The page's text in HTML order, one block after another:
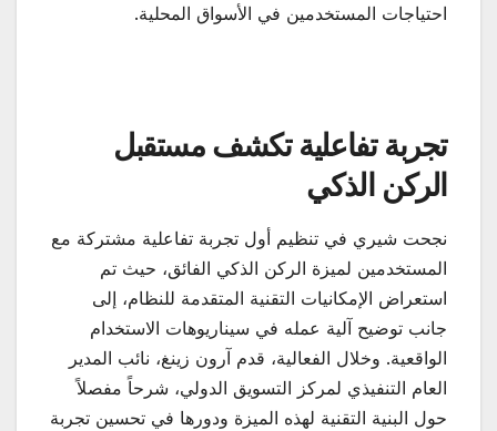
احتياجات المستخدمين في الأسواق المحلية.
تجربة تفاعلية تكشف مستقبل
الركن الذكي
نجحت شيري في تنظيم أول تجربة تفاعلية مشتركة مع
المستخدمين لميزة الركن الذكي الفائق، حيث تم
استعراض الإمكانيات التقنية المتقدمة للنظام، إلى
جانب توضيح آلية عمله في سيناريوهات الاستخدام
الواقعية. وخلال الفعالية، قدم آرون زينغ، نائب المدير
العام التنفيذي لمركز التسويق الدولي، شرحاً مفصلاً
حول البنية التقنية لهذه الميزة ودورها في تحسين تجربة